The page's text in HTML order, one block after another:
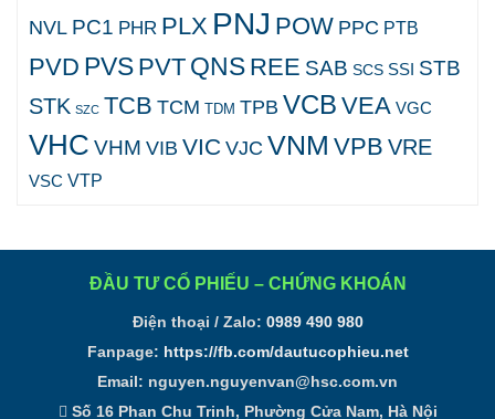
NVL PC1 PHR PLX PNJ POW PPC PTB
PVD PVS PVT QNS REE SAB SCS SSI STB
STK SZC TCB TCM TDM TPB VCB VEA VGC
VHC VHM VIB VICVJC VNM VPB VRE
VSC VTP
ĐẦU TƯ CỔ PHIẾU – CHỨNG KHOÁN
Điện thoại / Zalo: 0989 490 980
Fanpage: https://fb.com/dautucophieu.net
Email: nguyen.nguyenvan@hsc.com.vn
Số 16 Phan Chu Trinh, Phường Cửa Nam, Hà Nội